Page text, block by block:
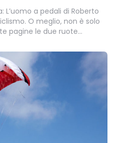
L’uomo a pedali di Roberto
O meglio, non è solo
pagine le due ruote…